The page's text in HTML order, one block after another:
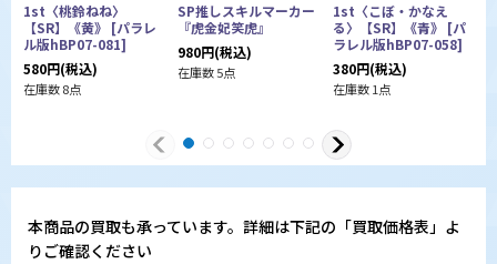
1st〈桃鈴ねね〉
【SR】《黄》 [パラレ
ル版hBP07-081]
580円(税込)
在庫数 8点
SP推しスキルマーカー
『虎金妃笑虎』
980円(税込)
在庫数 5点
1st〈こぼ・かなえ
る〉【SR】《青》 [パ
ラレル版hBP07-058]
380円(税込)
在庫数 1点
本商品の買取も承っています。詳細は下記の「買取価格表」よ
りご確認ください